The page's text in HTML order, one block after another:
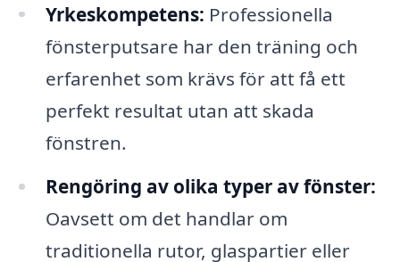
Yrkeskompetens: Professionella
fönsterputsare har den träning och
erfarenhet som krävs för att få ett
perfekt resultat utan att skada
fönstren.
Rengöring av olika typer av fönster:
Oavsett om det handlar om
traditionella rutor, glaspartier eller